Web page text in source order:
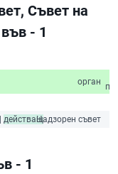
Съвет на
- 1
орган
действащНадзорен съвет
- 1